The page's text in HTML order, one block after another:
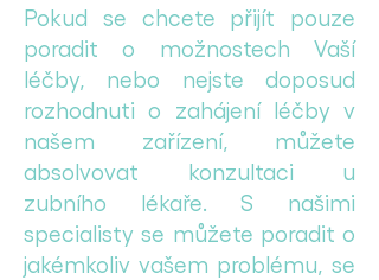
Pokud se chcete přijít pouze
poradit o možnostech Vaší
léčby, nebo nejste doposud
rozhodnuti o zahájení léčby v
našem zařízení, můžete
absolvovat konzultaci u
zubního lékaře. S našimi
specialisty se můžete poradit o
jakémkoliv vašem problému, se